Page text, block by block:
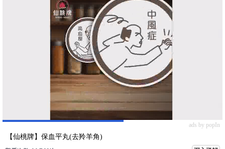
ads by popIn
【仙桃牌】保血平丸(去羚羊角)